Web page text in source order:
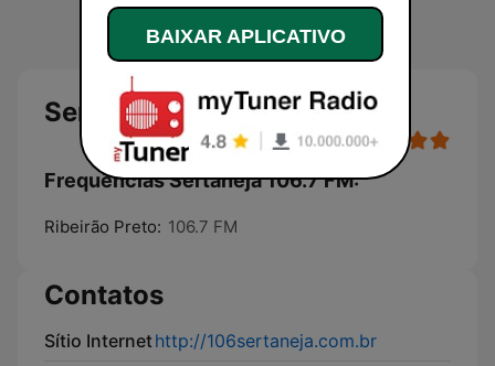
Sertaneja 106.7 FM
Frequências Sertaneja 106.7 FM:
Ribeirão Preto: 106.7 FM
Contatos
Sítio Internethttp://106sertaneja.com.br
BAIXAR APLICATIVO